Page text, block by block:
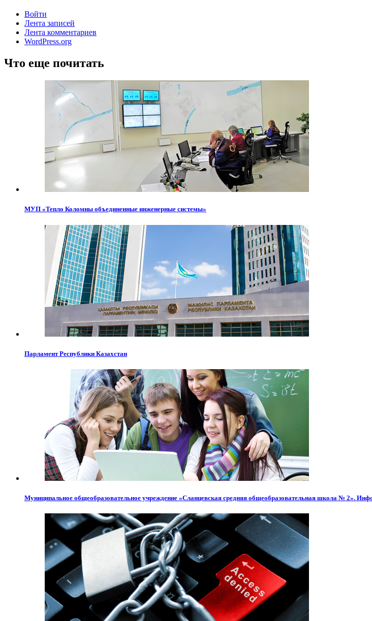
Войти
Лента записей
Лента комментариев
WordPress.org
Что еще почитать
МУП «Тепло Коломны объединенные инженерные системы»
Парламент Республики Казахстан
Муниципальное общеобразовательное учреждение «Сланцевская средняя общеобразовательная школа № 2».